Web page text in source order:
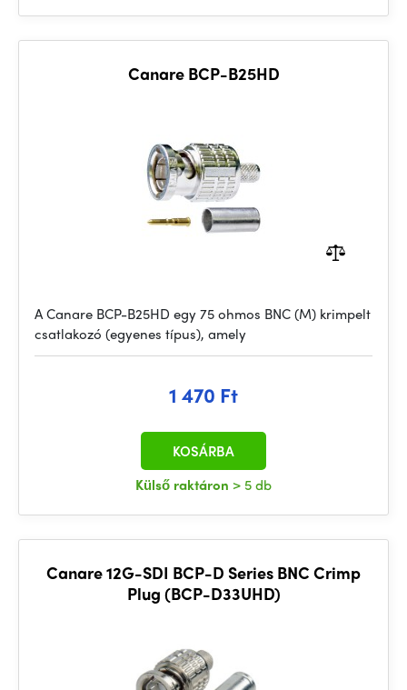
Canare BCP-B25HD
A Canare BCP-B25HD egy 75 ohmos BNC (M) krimpelt
csatlakozó (egyenes típus), amely
1 470 Ft
Külső raktáron > 5 db
KOSÁRBA
Canare 12G-SDI BCP-D Series BNC Crimp
Plug (BCP-D33UHD)